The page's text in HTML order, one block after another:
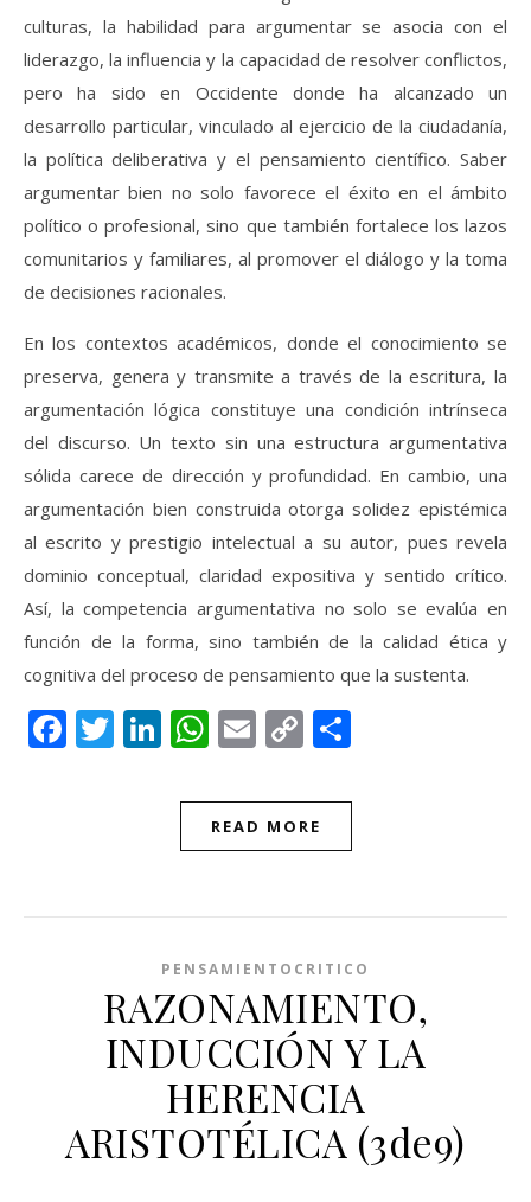
culturas, la habilidad para argumentar se asocia con el
liderazgo, la influencia y la capacidad de resolver conflictos,
pero ha sido en Occidente donde ha alcanzado un
desarrollo particular, vinculado al ejercicio de la ciudadanía,
la política deliberativa y el pensamiento científico. Saber
argumentar bien no solo favorece el éxito en el ámbito
político o profesional, sino que también fortalece los lazos
comunitarios y familiares, al promover el diálogo y la toma
de decisiones racionales.
En los contextos académicos, donde el conocimiento se
preserva, genera y transmite a través de la escritura, la
argumentación lógica constituye una condición intrínseca
del discurso. Un texto sin una estructura argumentativa
sólida carece de dirección y profundidad. En cambio, una
argumentación bien construida otorga solidez epistémica
al escrito y prestigio intelectual a su autor, pues revela
dominio conceptual, claridad expositiva y sentido crítico.
Así, la competencia argumentativa no solo se evalúa en
función de la forma, sino también de la calidad ética y
cognitiva del proceso de pensamiento que la sustenta.
Facebook
Twitter
LinkedIn
WhatsApp
Email
Copy
READ MORE
PENSAMIENTOCRITICO
RAZONAMIENTO,
INDUCCIÓN Y LA
HERENCIA
ARISTOTÉLICA (3de9)